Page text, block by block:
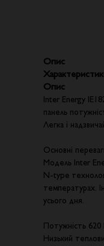
Опис
Опис
Inter Energy
панель
Легка і
Основні
Модель Inter
N-type
температурах.
усього дня.
Потужність
Низький